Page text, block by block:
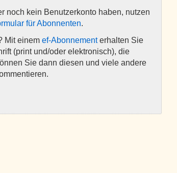
noch kein Benutzerkonto haben, nutzen
für Abonnenten.
Mit einem ef-Abonnementerhalten Sie
(print und/oder elektronisch), die
Sie dann diesen und viele andere